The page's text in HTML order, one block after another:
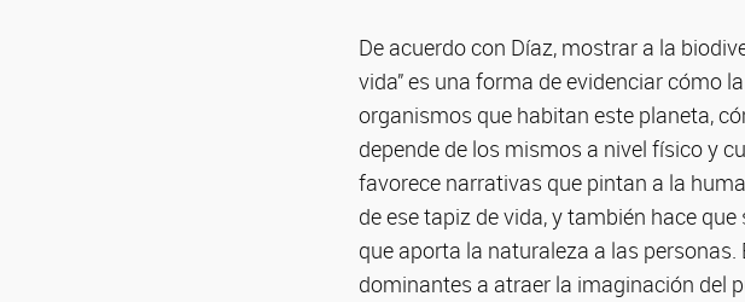
De acuerdo con Díaz, mostrar a la
vida” es una forma de evidenciar cómo
organismos que habitan este planeta,
depende de los mismos a nivel físico y
favorece narrativas que pintan a la
de ese tapiz de vida, y también hace
que aporta la naturaleza a las
dominantes a atraer la imaginación del